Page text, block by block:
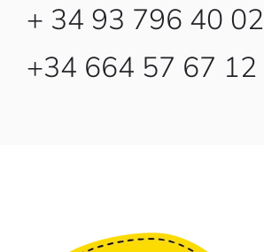
+ 34 93 796 40 02
+34 664 57 67 12